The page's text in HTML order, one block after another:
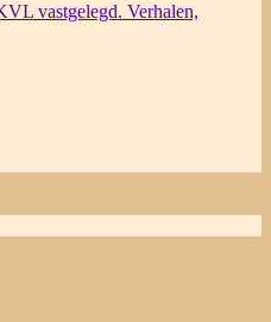
vastgelegd. Verhalen,